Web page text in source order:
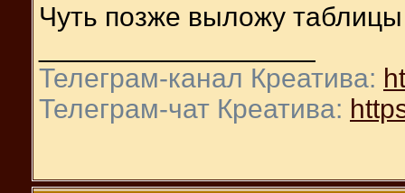
Чуть позже выложу
Телеграм-канал Креатива:
Телеграм-чат Креатива: